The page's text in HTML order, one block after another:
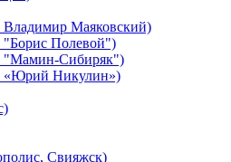
Владимир Маяковский)
"Борис Полевой")
"Мамин-Сибиряк")
«Юрий Никулин»)
Свияжск)